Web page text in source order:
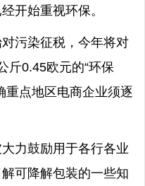
开始重视环保。
污染征税，今年将对
斤0.45欧元的“环保
重点地区电商企业须逐
力鼓励用于各行各业
可降解包装的一些知